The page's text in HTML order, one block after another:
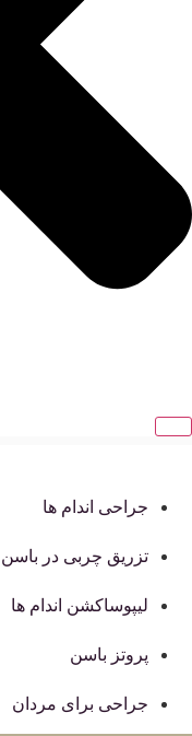
جراحی اندام ها
تزریق چربی در باسن
لیپوساکشن اندام ها
پروتز باسن
جراحی برای مردان